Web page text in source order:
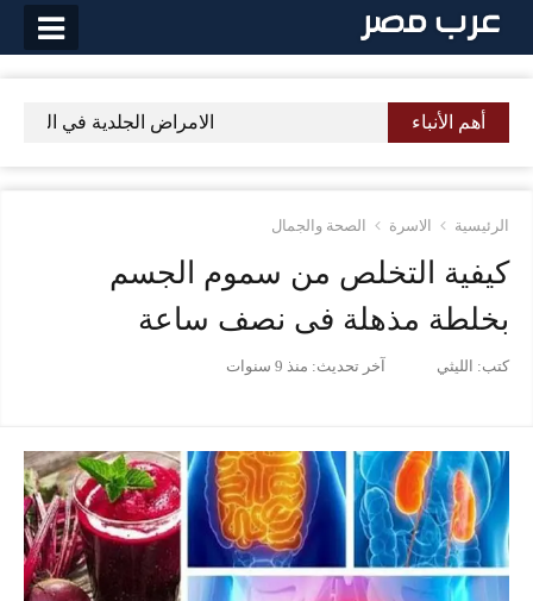
التخطي
أهم الأنباء الامراض الجلدية في الشتاء
الرئيسية الاسرة الصحة والجمال
كيفية التخلص من سموم الجسم
بخلطة مذهلة فى نصف ساعة
كتب: الليثي آخر تحديث: منذ 9 سنوات